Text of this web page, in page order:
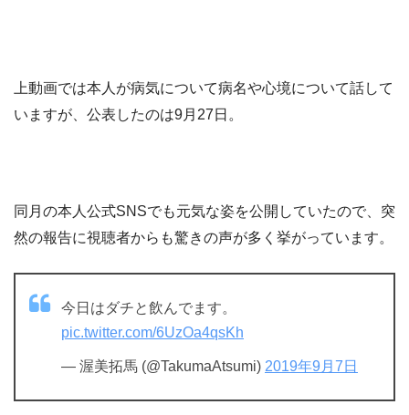
上動画では本人が病気について病名や心境について話して
いますが、公表したのは9月27日。
同月の本人公式SNSでも元気な姿を公開していたので、突
然の報告に視聴者からも驚きの声が多く挙がっています。
今日はダチと飲んでます。
pic.twitter.com/6UzOa4qsKh
— 渥美拓馬 (@TakumaAtsumi) 2019年9月7日